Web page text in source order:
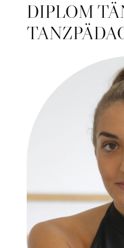
DIPLOM